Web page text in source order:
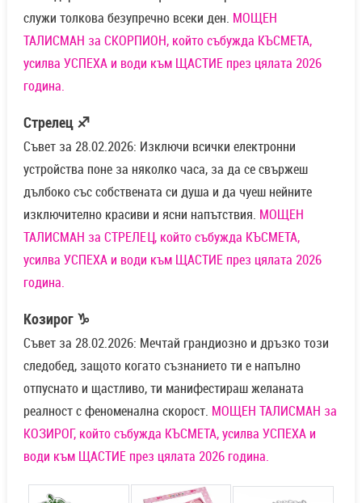
служи толкова безупречно всеки ден. МОЩЕН
ТАЛИСМАН за СКОРПИОН, който събужда КЪСМЕТА,
усилва УСПЕХА и води към ЩАСТИЕ през цялата 2026
година.
Стрелец ♐
Съвет за 28.02.2026: Изключи всички електронни
устройства поне за няколко часа, за да се свържеш
дълбоко със собствената си душа и да чуеш нейните
изключително красиви и ясни напътствия. МОЩЕН
ТАЛИСМАН за СТРЕЛЕЦ, който събужда КЪСМЕТА,
усилва УСПЕХА и води към ЩАСТИЕ през цялата 2026
година.
Козирог ♑
Съвет за 28.02.2026: Мечтай грандиозно и дръзко този
следобед, защото когато съзнанието ти е напълно
отпуснато и щастливо, ти манифестираш желаната
реалност с феноменална скорост. МОЩЕН ТАЛИСМАН за
КОЗИРОГ, който събужда КЪСМЕТА, усилва УСПЕХА и
води към ЩАСТИЕ през цялата 2026 година.